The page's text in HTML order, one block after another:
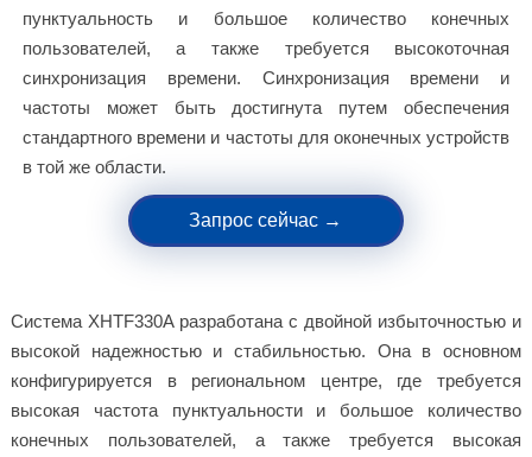
пунктуальность и большое количество конечных
пользователей, а также требуется высокоточная
синхронизация времени. Синхронизация времени и
частоты может быть достигнута путем обеспечения
стандартного времени и частоты для оконечных устройств
в той же области.
Запрос сейчас →
Система XHTF330A разработана с двойной избыточностью и
высокой надежностью и стабильностью. Она в основном
конфигурируется в региональном центре, где требуется
высокая частота пунктуальности и большое количество
конечных пользователей, а также требуется высокая